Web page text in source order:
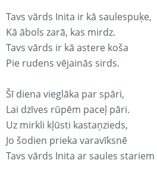
Tavs vārds Inita ir kā saulespuķe,
Kā ābols zarā, kas mirdz.
Tavs vārds ir kā astere koša
Pie rudens vējainās sirds.
Šī diena vieglāka par spāri,
Lai dzīves rūpēm paceļ pāri.
Uz mirkli kļūsti kastaņzieds,
Jo šodien prieka varavīksnē
Tavs vārds Inita ar saules stariem